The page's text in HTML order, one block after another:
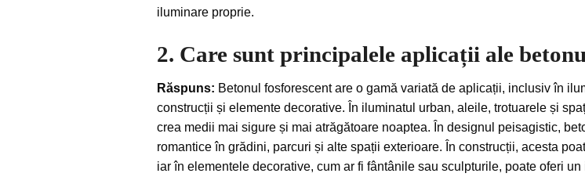
iluminare proprie.
2. Care sunt principalele aplicații ale
Răspuns: Betonul fosforescent are o gamă variată de aplicații, inclusiv în
construcții și elemente decorative. În iluminatul urban, aleile, trotuarele și
crea medii mai sigure și mai atrăgătoare noaptea. În designul peisagistic,
romantice în grădini, parcuri și alte spații exterioare. În construcții, acesta
iar în elementele decorative, cum ar fi fântânile sau sculpturile, poate oferi